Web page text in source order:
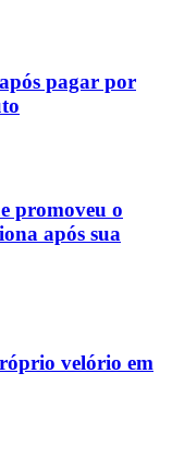
pagar por
promoveu o
após sua
velório em